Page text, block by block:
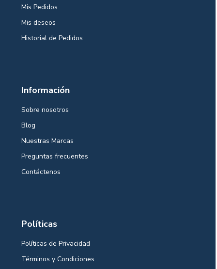
Mis Pedidos
Mis deseos
Historial de Pedidos
Información
Sobre nosotros
Blog
Nuestras Marcas
Preguntas frecuentes
Contáctenos
Políticas
Políticas de Privacidad
Términos y Condiciones